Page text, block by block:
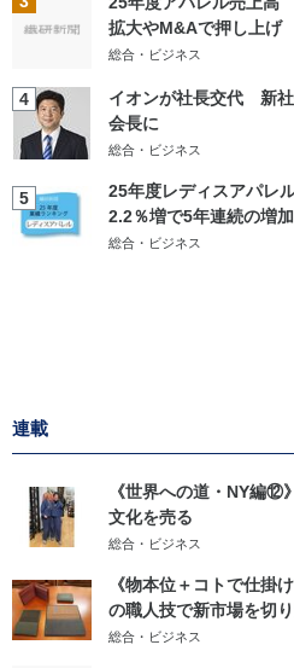
拡大やM&Aで押し上げ
総合・ビジネス
4
イオンが社長交代 新
会長に
総合・ビジネス
5
25年度レディスアパレ
2.2％増で5年連続の増加
総合・ビジネス
連載
《世界への道・NY編⑫
文化を売る
総合・ビジネス
《物本位＋コトで仕掛
の職人技で新市場を切り
総合・ビジネス